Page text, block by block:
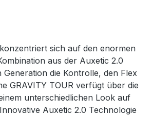
sich auf den enormen
aus der Auxetic 2.0
die Kontrolle, den Flex
GRAVITY TOUR verfügt über die
unterschiedlichen Look auf
Auxetic 2.0 Technologie